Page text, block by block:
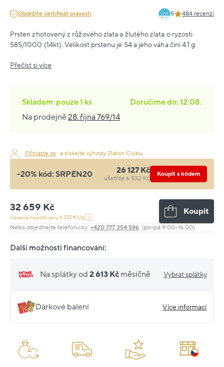
Obdržíte certifikát pravosti 5 484 recenzí
Prsten zhotovený z růžového zlata a žlutého zlata o ryzosti
585/1000 (14kt). Velikost prstenu je 54 a jeho váha činí 4.1 g.
Přečíst si více
Skladem pouze1 ks
Doručíme do: 12.08.
Na prodejně28. října 769/14
Přihlaste se a získejte výhody Zlaton Clubu
-20% kód: SRPEN20 26 127 Kč
ušetříte 6 532 Kč
Koupit s kódem
32 659 Kč
Garance nejnižší ceny:6 372 Kč/g
Koupit
Nebo objednejte telefonicky: +420 777 354 596 (po–pá 9:00–16:00)
Další možnosti financování:
Na splátky od 2 613 Kč měsíčně Vybrat splátky
Dárkové balení Více informací